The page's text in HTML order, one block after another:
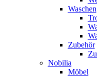
Waschen
Zubehör
Nobilia
Möbel